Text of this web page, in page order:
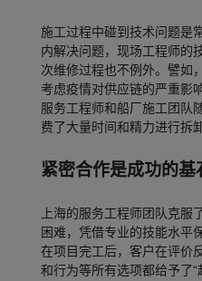
施工过程中碰到技术问题是
内解决问题，现场工程师的
次维修过程也不例外。譬如
考虑疫情对供应链的严重影
服务工程师和船厂施工团队
费了大量时间和精力进行拆
紧密合作是成功的基
上海的服务工程师团队克服
困难，凭借专业的技能水平
在项目完工后，客户在评价
和行为等所有选项都给予了